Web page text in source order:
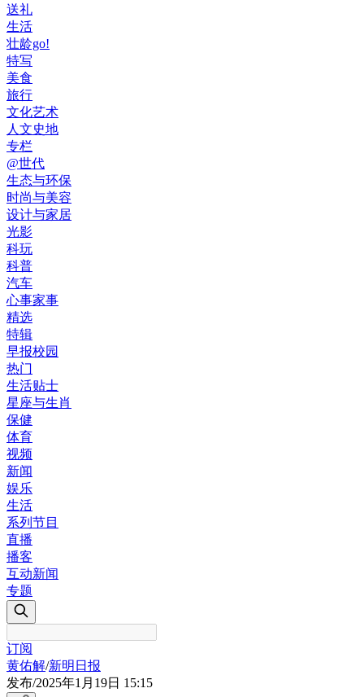
送礼
生活
壮龄go!
特写
美食
旅行
文化艺术
人文史地
专栏
@世代
生态与环保
时尚与美容
设计与家居
光影
科玩
科普
汽车
心事家事
精选
特辑
早报校园
热门
生活贴士
星座与生肖
保健
体育
视频
新闻
娱乐
生活
系列节目
直播
播客
互动新闻
专题
订阅
黄佑解/新明日报
发布/2025年1月19日 15:15